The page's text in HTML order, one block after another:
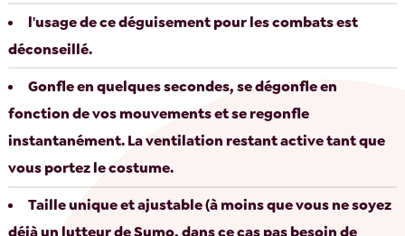
l'usage de ce déguisement pour les combats est
déconseillé.
Gonfle en quelques secondes, se dégonfle en
fonction de vos mouvements et se regonfle
instantanément. La ventilation restant active tant que
vous portez le costume.
Taille unique et ajustable (à moins que vous ne soyez
déjà un lutteur de Sumo, dans ce cas pas besoin de